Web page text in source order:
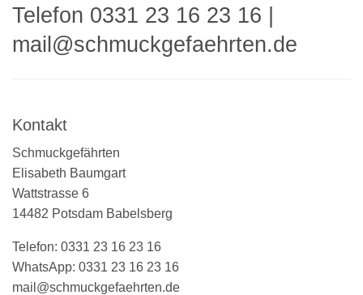
Telefon 0331 23 16 23 16
mail@schmuckgefaehrten.de
Kontakt
Schmuckgefährten
Elisabeth Baumgart
Wattstrasse 6
14482 Potsdam Babelsberg
Telefon: 0331 23 16 23 16
WhatsApp: 0331 23 16 23 16
mail@schmuckgefaehrten.de